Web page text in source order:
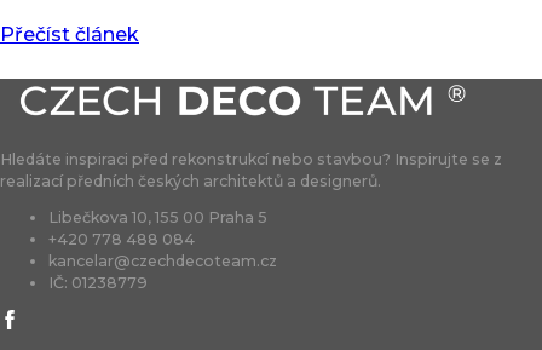
Přečíst článek
Hledáte inspiraci před rekonstrukcí nebo stavbou? Inspirujte se z
realizací předních českých architektů a designerů.
Libečkova 10, 155 00 Praha 5
+420 778 488 084
kancelar@czechdecoteam.cz
IČ: 01238779